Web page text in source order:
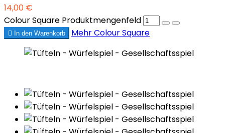
14,00 €
Colour Square Produktmengenfeld
 In den Warenkorb MehrColour Square